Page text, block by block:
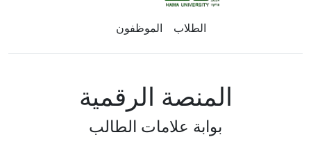
الطلاب الموظفون
المنصة الرقمية
بوابة علامات الطالب